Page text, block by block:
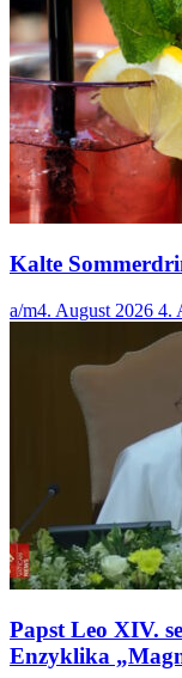
Kalte
a/m4. August 2026 4.
Papst Leo XIV.
Enzyklika